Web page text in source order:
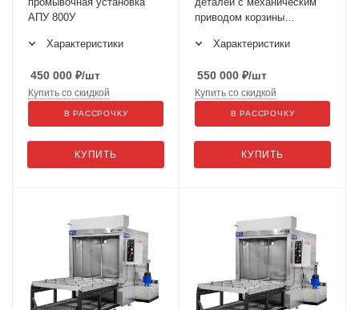
АПУ 800У
Характеристики
450 000 ₽/шт
КУПИТЬ
Купить со скидкой
В РАССРОЧКУ
приводом корзины
Характеристики
550 000 ₽/шт
КУПИТЬ
Купить со скидкой
В РАССРОЧКУ